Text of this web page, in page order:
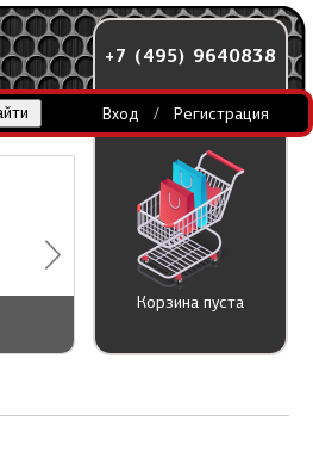
+7 (495) 9640838
Вход / Регистрация
Корзина пуста